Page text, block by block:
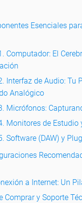
Esenciales
Computador: El
Interfaz de Audio: Tu
Analógico
Micrófonos:
Monitores de Estudio
Software (DAW) y
a Internet: Un
Comprar y Soporte